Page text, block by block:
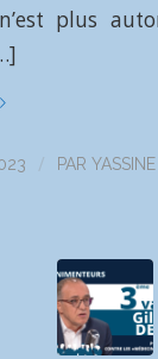
plus
/ PAR YASSINE